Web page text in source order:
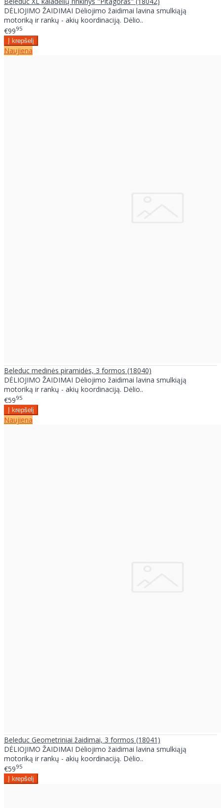
DĖLIOJIMO ŽAIDIMAI Dėliojimo žaidimai lavina smulkiąją
motoriką ir rankų - akių koordinaciją. Dėlio..
€9995
Naujiena
Beleduc medinės piramidės, 3 formos (18040)
DĖLIOJIMO ŽAIDIMAI Dėliojimo žaidimai lavina smulkiąją
motoriką ir rankų - akių koordinaciją. Dėlio..
€5995
Naujiena
Beleduc Geometriniai žaidimai, 3 formos (18041)
DĖLIOJIMO ŽAIDIMAI Dėliojimo žaidimai lavina smulkiąją
motoriką ir rankų - akių koordinaciją. Dėlio..
€5995